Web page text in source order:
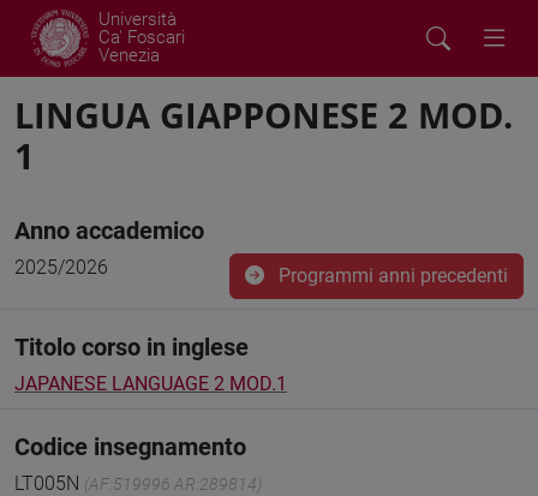
Università
Ca' Foscari
Venezia
LINGUA GIAPPONESE 2 MOD.
1
Anno accademico
2025/2026 Programmi anni precedenti
Titolo corso in inglese
JAPANESE LANGUAGE 2 MOD.1
Codice insegnamento
LT005N (AF:519996 AR:289814)